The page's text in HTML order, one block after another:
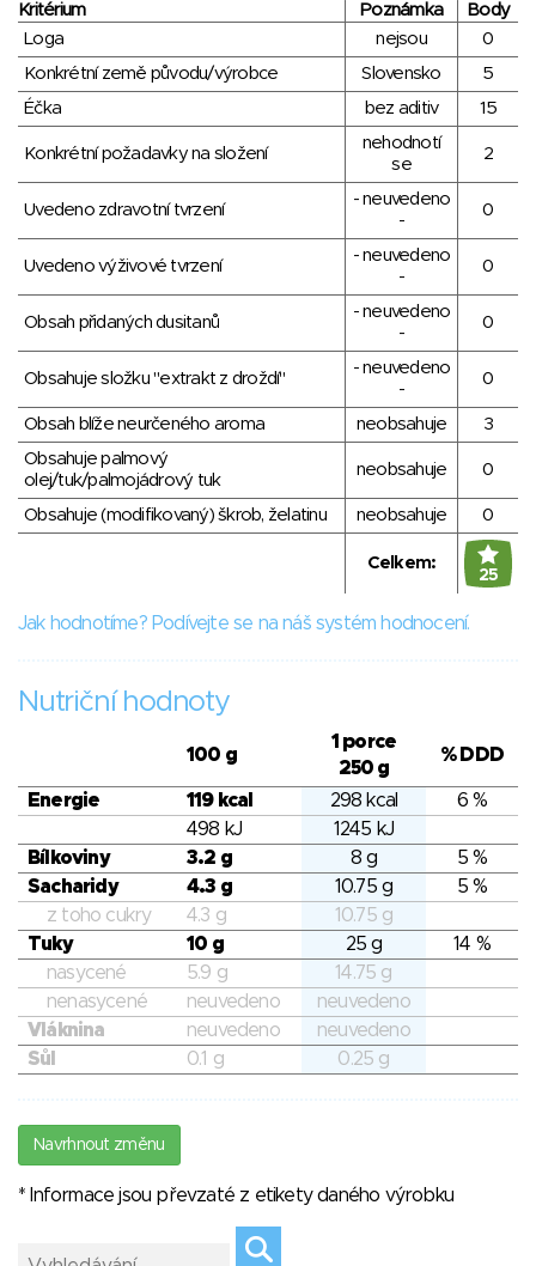
Kritérium Poznámka
Body
Loga
nejsou
0
Konkrétní země původu/výrobce
Slovensko
5
Éčka
bez aditiv 15
Konkrétní požadavky na složení
nehodnotí
se
2
Uvedeno zdravotní tvrzení
- neuvedeno
-
0
Uvedeno výživové tvrzení
- neuvedeno
-
0
Obsah přidaných dusitanů
- neuvedeno
-
0
Obsahuje složku "extrakt z droždí"
- neuvedeno
-
0
Obsah blíže neurčeného aroma neobsahuje
3
Obsahuje palmový
olej/tuk/palmojádrový tuk
neobsahuje 0
Obsahuje (modifikovaný) škrob, želatinu neobsahuje 0
Celkem:
25
Jak hodnotíme? Podívejte se na náš systém hodnocení.
Nutriční hodnoty
100 g
1 porce
250 g
% DDD
Energie 119 kcal 298 kcal
6 %
498 kJ
1245 kJ
Bílkoviny
3.2 g 8 g
5 %
Sacharidy
4.3 g 10.75 g
5 %
z toho cukry
4.3 g
10.75 g
Tuky
10 g 25 g
14 %
nasycené
5.9 g
14.75 g
nenasycené
neuvedeno
neuvedeno
Vláknina
neuvedeno
neuvedeno
Sůl
0.1 g 0.25 g
Navrhnout změnu
* Informace jsou převzaté z etikety daného výrobku